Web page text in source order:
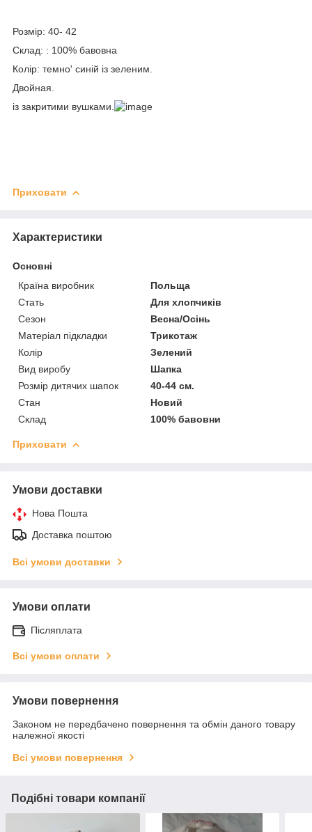
Розмір: 40- 42
Склад: : 100% бавовна
Колір: темно' синій із зеленим.
Двойная.
із закритими вушками.
Приховати
Характеристики
Основні
Країна виробник
Польща
Стать
Для хлопчиків
Сезон
Весна/Осінь
Матеріал підкладки
Трикотаж
Колір
Зелений
Вид виробу
Шапка
Розмір дитячих шапок
40-44 см.
Стан
Новий
Склад
100% бавовни
Приховати
Умови доставки
Нова Пошта
Доставка поштою
Всі умови доставки
Умови оплати
Післяплата
Всі умови оплати
Умови повернення
Законом не передбачено повернення та обмін даного товару
належної якості
Всі умови повернення
Подібні товари компанії